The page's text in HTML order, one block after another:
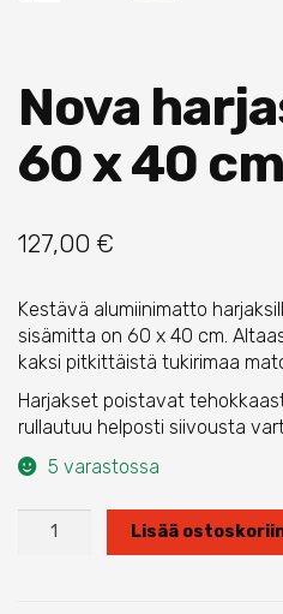
Nova
60 x 40 cm
127,00 €
Kestävä alumiinimatto
sisämitta on 60 x 40 cm.
kaksi pitkittäistä tukirimaa
Harjakset poistavat
rullautuu helposti siivousta
5 varastossa
Nova
Lisää